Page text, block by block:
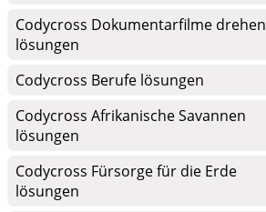
Codycross Dokumentarfilme drehen
lösungen
Codycross Berufe lösungen
Codycross Afrikanische Savannen
lösungen
Codycross Fürsorge für die Erde
lösungen